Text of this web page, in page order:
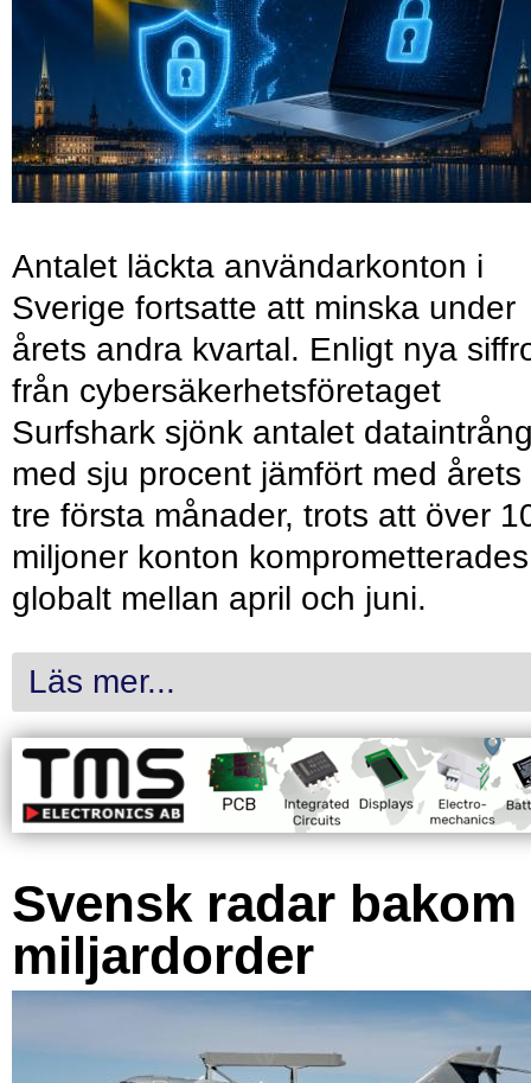
Antalet läckta användarkonton i
Sverige fortsatte att minska under
årets andra kvartal. Enligt nya
från cybersäkerhetsföretaget
Surfshark sjönk antalet
med sju procent jämfört med årets
tre första månader, trots att över
miljoner konton komprometterades
globalt mellan april och juni.
Läs mer...
Svensk radar bakom
miljardorder